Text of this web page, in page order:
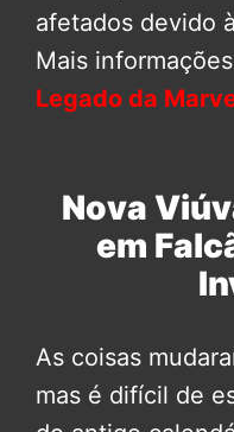
afetados devido
Mais
Legado da
Nova
em
As coisas
mas é difícil de